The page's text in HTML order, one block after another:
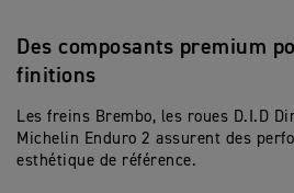
Des composants premium
finitions
Les freins Brembo, les roues D.I.D
Michelin Enduro 2 assurent des
esthétique de référence.